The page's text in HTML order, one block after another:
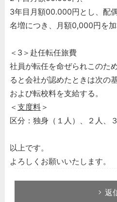
3年目月額00.000円とし、配
名増につき、月額0,000円を加
＜3＞赴任転任旅費
社員が転任を命ぜられこのた
ると会社が認めたときは次の
および転校料を支給する。
＜ 支度料 ＞
区分：独身（１人）、２人、
以上です。
よろしくお願いいたします。
返